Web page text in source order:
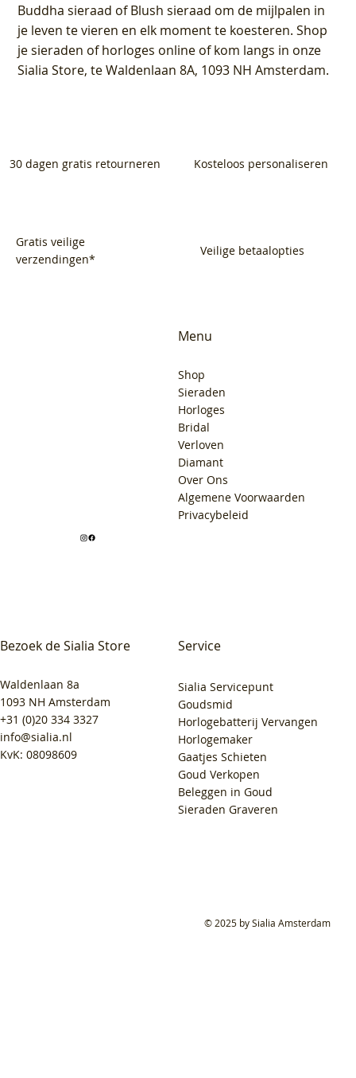
Buddha sieraad of Blush sieraad om de mijlpalen in
je leven te vieren en elk moment te koesteren. Shop
je sieraden of horloges online of kom langs in onze
Sialia Store, te Waldenlaan 8A, 1093 NH Amsterdam.
30 dagen gratis retourneren Kosteloos personaliseren
Gratis veilige
verzendingen*
Veilige betaalopties
Bezoek de Sialia Store
Waldenlaan 8a
1093 NH Amsterdam
+31 (0)20 334 3327
info@sialia.nl
KvK: 08098609
Menu
Shop
Sieraden
Horloges
Bridal
Verloven
Diamant
Over Ons
Algemene Voorwaarden
Privacybeleid
Service
Sialia Servicepunt
Goudsmid
Horlogebatterij Vervangen
Horlogemaker
Gaatjes Schieten
Goud Verkopen
Beleggen in Goud
Sieraden Graveren
© 2025 by Sialia Amsterdam